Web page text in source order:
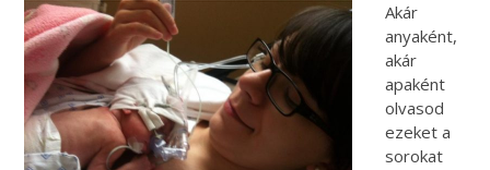
Akár
anyaként,
akár
apaként
olvasod
ezeket a
sorokat